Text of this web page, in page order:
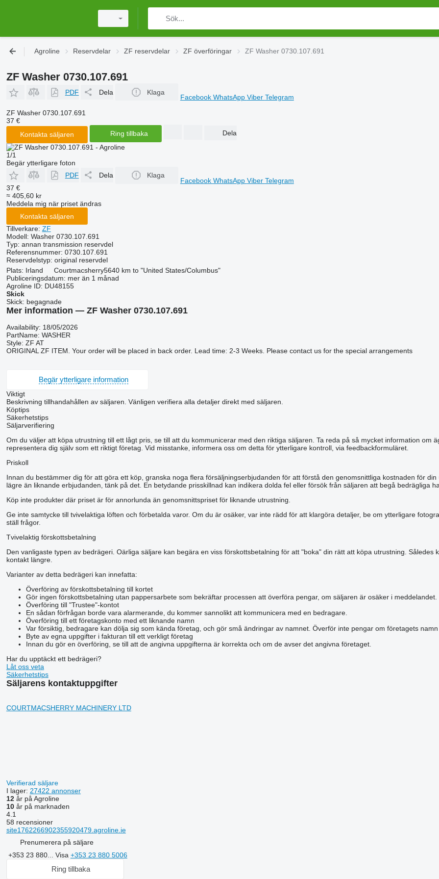
Agroline Reservdelar ZF reservdelar ZF överföringar ZF Washer 0730.107.691
ZF Washer 0730.107.691
PDF Dela Klaga
Facebook WhatsApp Viber Telegram
ZF Washer 0730.107.691
37 €
Kontakta säljaren
Ring tillbaka Dela
1/1
Begär ytterligare foton
PDF
Dela Klaga
Facebook WhatsApp Viber Telegram
37 €
≈ 405,60 kr
Meddela mig när priset ändras
Kontakta säljaren
Tillverkare: ZF
Modell: Washer 0730.107.691
Typ: annan transmission reservdel
Referensnummer: 0730.107.691
Reservdelstyp: original reservdel
Plats: Irland Courtmacsherry5640 km to "United States/Columbus"
Publiceringsdatum: mer än 1 månad
Agroline ID: DU48155
Skick
Skick: begagnade
Mer information — ZF Washer 0730.107.691
Availability: 18/05/2026
PartName: WASHER
Style: ZF AT
ORIGINAL ZF ITEM. Your order will be placed in back order. Lead time: 2-3 Weeks. Please contact us for the special arrangements
Begär ytterligare information
Viktigt
Beskrivning tillhandahållen av säljaren. Vänligen verifiera alla detaljer direkt med säljaren.
Köptips
Säkerhetstips
Säljarverifiering
Om du väljer att köpa utrustning till ett lågt pris, se till att du kommunicerar med den riktiga säljaren. Ta reda på så mycket information om
representera dig själv som ett riktigt företag. Vid misstanke, informera oss om detta för ytterligare kontroll, via feedbackformuläret.
Priskoll
Innan du bestämmer dig för att göra ett köp, granska noga flera försäljningserbjudanden för att förstå den genomsnittliga kostnaden för
lägre än liknande erbjudanden, tänk på det. En betydande prisskillnad kan indikera dolda fel eller försök från säljaren att begå bedrägliga
Köp inte produkter där priset är för annorlunda än genomsnittspriset för liknande utrustning.
Ge inte samtycke till tvivelaktiga löften och förbetalda varor. Om du är osäker, var inte rädd för att klargöra detaljer, be om ytterligare
ställ frågor.
Tvivelaktig förskottsbetalning
Den vanligaste typen av bedrägeri. Oärliga säljare kan begära en viss förskottsbetalning för att "boka" din rätt att köpa utrustning.
kontakt längre.
Varianter av detta bedrägeri kan innefatta:
Överföring av förskottsbetalning till kortet
Gör ingen förskottsbetalning utan pappersarbete som bekräftar processen att överföra pengar, om säljaren är osäker i meddelandet.
Överföring till "Trustee"-kontot
En sådan förfrågan borde vara alarmerande, du kommer sannolikt att kommunicera med en bedragare.
Överföring till ett företagskonto med ett liknande namn
Var försiktig, bedragare kan dölja sig som kända företag, och gör små ändringar av namnet. Överför inte pengar om företagets
Byte av egna uppgifter i fakturan till ett verkligt företag
Innan du gör en överföring, se till att de angivna uppgifterna är korrekta och om de avser det angivna företaget.
Har du upptäckt ett bedrägeri?
Låt oss veta
Säkerhetstips
Säljarens kontaktuppgifter
COURTMACSHERRY MACHINERY LTD
Verifierad säljare
I lager: 27422 annonser
12år på Agroline
10år på marknaden
4.1
58 recensioner
site1762266902355920479.agroline.ie
Prenumerera på säljare
+353 23 880... Visa +353 23 880 5006
Ring tillbaka